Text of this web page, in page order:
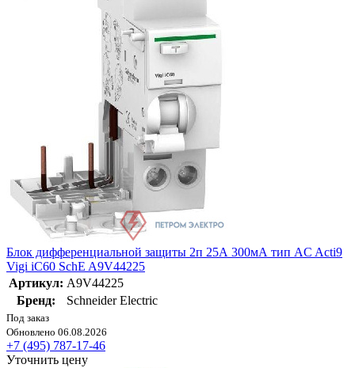
Блок дифференциальной защиты 2п 25А 300мА тип AC Acti9
Vigi iC60 SchE A9V44225
Артикул: A9V44225
Бренд:
Schneider Electric
Под заказ
Обновлено 06.08.2026
+7 (495) 787-17-46
Уточнить цену